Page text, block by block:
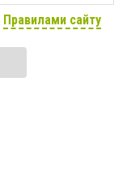
Правилами сайту